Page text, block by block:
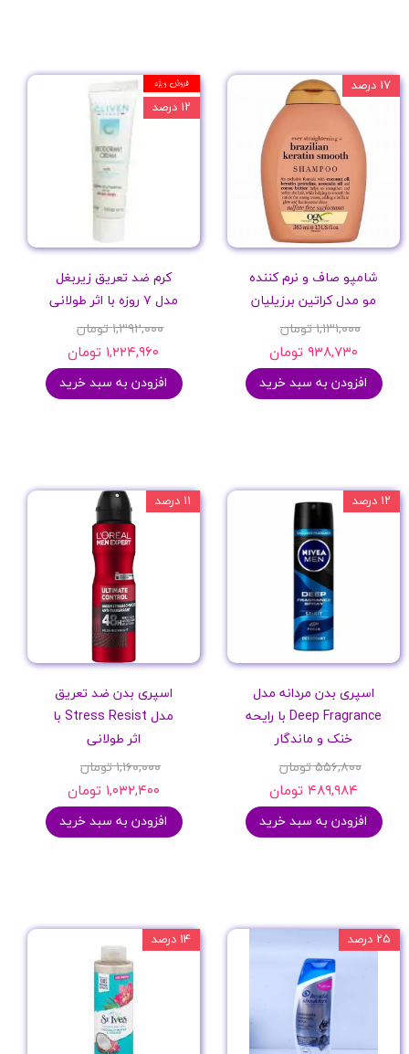
شامپو صاف و نرم کننده
مو مدل کراتین برزیلیان
۱,۱۳۱,۰۰۰ تومان
۹۳۸,۷۳۰ تومان
افزودن به سبد خرید
۱۷ درصد
کرم ضد تعریق زیربغل
مدل ۷ روزه با اثر طولانی
۱,۳۹۲,۰۰۰ تومان
۱,۲۲۴,۹۶۰ تومان
افزودن به سبد خرید
فروش ویژه
۱۲ درصد
اسپری بدن مردانه مدل
Deep Fragrance با رایحه
خنک و ماندگار
۵۵۶,۸۰۰ تومان
۴۸۹,۹۸۴ تومان
افزودن به سبد خرید
۱۲ درصد
اسپری بدن ضد تعریق
مدل Stress Resist با
اثر طولانی
۱,۱۶۰,۰۰۰ تومان
۱,۰۳۲,۴۰۰ تومان
افزودن به سبد خرید
۱۱ درصد
۲۵ درصد ۱۴ درصد